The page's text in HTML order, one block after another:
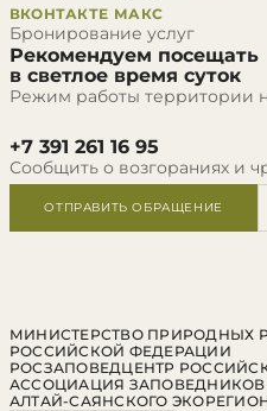
ВКОНТАКТЕ МАКС
Бронирование услуг
Рекомендуем посещать
в светлое время суток
Режим работы территории
+7 391 261 16 95
Сообщить о возгораниях и
ОТПРАВИТЬ ОБРАЩЕНИЕ
МИНИСТЕРСТВО ПРИРОДНЫХ
РОССИЙСКОЙ ФЕДЕРАЦИИ
РОСЗАПОВЕДЦЕНТР
АССОЦИАЦИЯ
АЛТАЙ-САЯНСКОГО